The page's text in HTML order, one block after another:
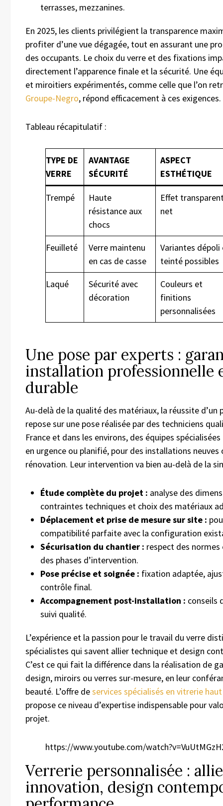
terrasses, mezzanines.
En 2025, les clients privilégient la transparence
profiter d’une vue dégagée, tout en assurant une
des occupants. Le choix du verre et des fixations
directement l’apparence finale et la sécurité. Une
et miroitiers expérimentés, comme celle que l’on
Groupe-Negro, répond efficacement à ces exigences.
Tableau récapitulatif :
TYPE DE
VERRE
AVANTAGE
SÉCURITÉ
ASPECT
ESTHÉTIQUE
Trempé
Haute
résistance aux
chocs
Effet
net
Feuilleté
Verre maintenu
en cas de casse
Variantes dépoli
teinté possibles
Laqué
Sécurité avec
décoration
Couleurs et
finitions
personnalisées
Une pose par experts :
installation professionnelle
durable
Au-delà de la qualité des matériaux, la réussite d’un
repose sur une pose réalisée par des techniciens
France et dans les environs, des équipes
en urgence ou planifié, pour des installations neuves
rénovation. Leur intervention va bien au-delà de la
Étude complète du projet : analyse des
contraintes techniques et choix des matériaux
Déplacement et prise de mesure sur site :
compatibilité parfaite avec la configuration
Sécurisation du chantier : respect des
des phases d’intervention.
Pose précise et soignée : fixation adaptée,
contrôle final.
Accompagnement post-installation : conseils
suivi qualité.
L’expérience et la passion pour le travail du verre
spécialistes qui savent allier technique et design
C’est ce qui fait la différence dans la réalisation de
design, miroirs ou verres sur-mesure, en leur
beauté. L’offre deservices spécialisés en vitrerie
propose ce niveau d’expertise indispensable pour
projet.
https://www.youtube.com/
Verrerie personnalisée :
innovation, design